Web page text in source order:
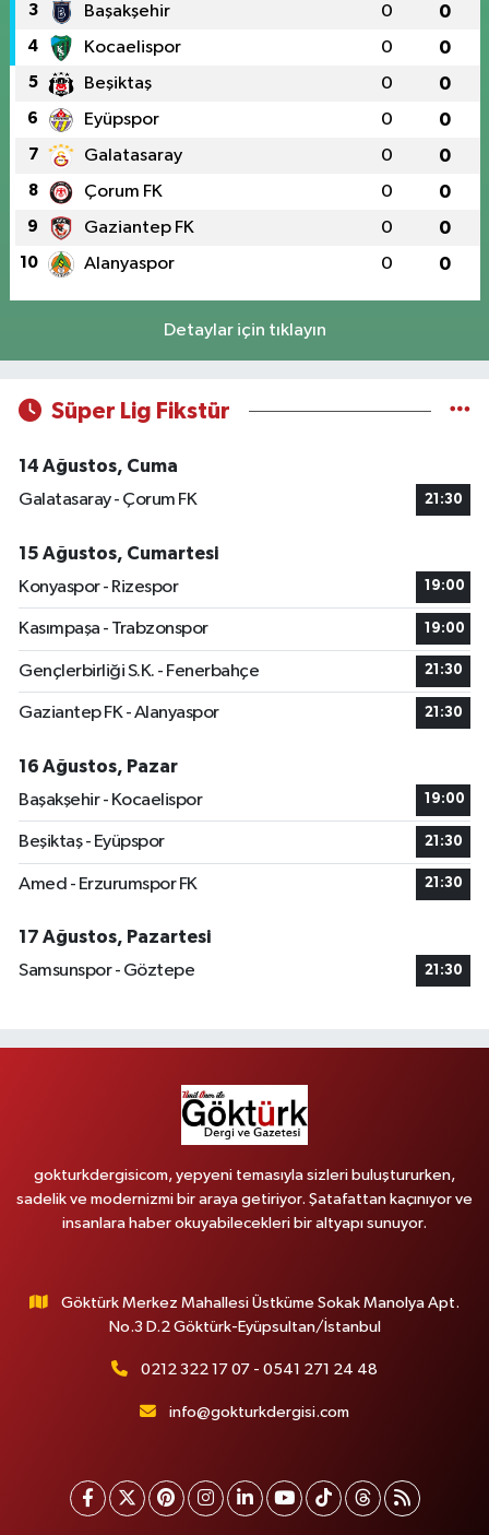
3 Başakşehir 0 0
4 Kocaelispor 0 0
5 Beşiktaş 0 0
6 Eyüpspor 0 0
7 Galatasaray 0 0
8 Çorum FK 0 0
9 Gaziantep FK 0 0
10 Alanyaspor 0 0
Detaylar için tıklayın
Süper Lig Fikstür
14 Ağustos, Cuma
Galatasaray - Çorum FK
21:30
15 Ağustos, Cumartesi
Konyaspor - Rizespor
19:00
Kasımpaşa - Trabzonspor 19:00
Gençlerbirliği S.K. - Fenerbahçe 21:30
Gaziantep FK - Alanyaspor 21:30
16 Ağustos, Pazar
Başakşehir - Kocaelispor
19:00
Beşiktaş - Eyüpspor 21:30
Amed - Erzurumspor FK 21:30
17 Ağustos, Pazartesi
Samsunspor - Göztepe
21:30
gokturkdergisicom, yepyeni temasıyla sizleri buluştururken,
sadelik ve modernizmi bir araya getiriyor. Şatafattan kaçınıyor ve
insanlara haber okuyabilecekleri bir altyapı sunuyor.
Göktürk Merkez Mahallesi Üstküme Sokak Manolya Apt.
No.3 D.2 Göktürk-Eyüpsultan/İstanbul
0212 322 17 07 - 0541 271 24 48
info@gokturkdergisi.com